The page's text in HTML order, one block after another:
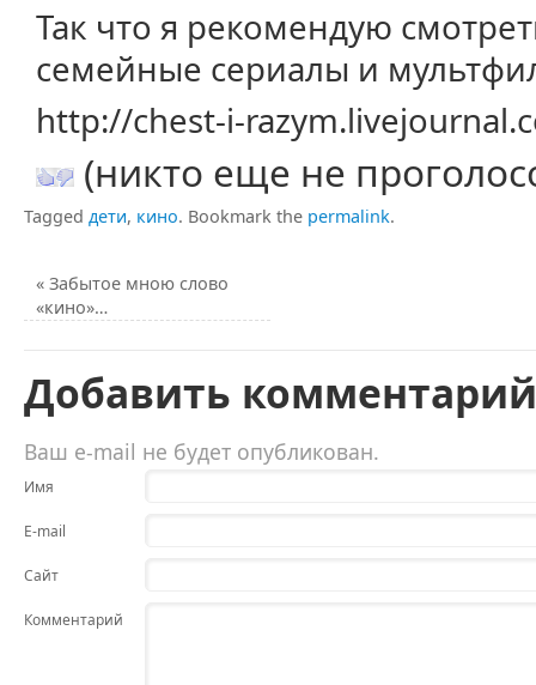
Так что я рекомендую
семейные сериалы и
http://chest-i-
(никто еще не
Tagged дети, кино. Bookmark the permalink.
« Забытое мною слово
«кино»…
Добавить комментарий
Ваш e-mail не будет опубликован.
Имя
E-mail
Сайт
Комментарий